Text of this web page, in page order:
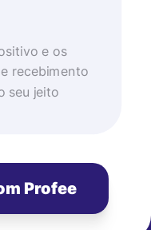
e os
recebimento
seu jeito
Profee